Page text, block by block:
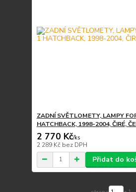
ZADNÍ SVĚTLOMETY, LAMPY
HATCHBACK, 1998-2004, ČIRÉ,
2 770 Kč/ks
2 289 Kč bez DPH
Přidat do